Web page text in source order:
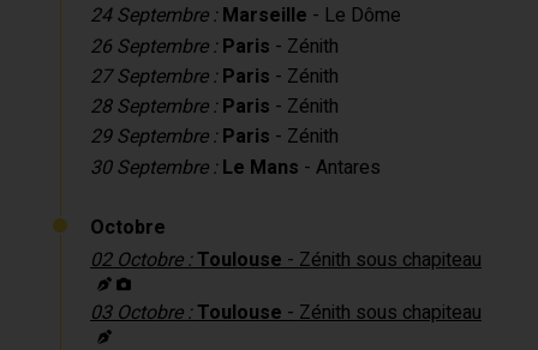
24 Septembre : Marseille - Le Dôme
26 Septembre : Paris - Zénith
27 Septembre : Paris - Zénith
28 Septembre : Paris - Zénith
29 Septembre : Paris - Zénith
30 Septembre : Le Mans - Antares
Octobre
02 Octobre :Toulouse- Zénith sous chapiteau
03 Octobre :Toulouse- Zénith sous chapiteau